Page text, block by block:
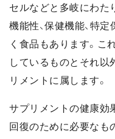
セルなどと多岐にわた
機能性、保健機能、特
く食品もあります。こ
しているものとそれ以
リメントに属します。
サプリメントの健康効
回復のために必要なも